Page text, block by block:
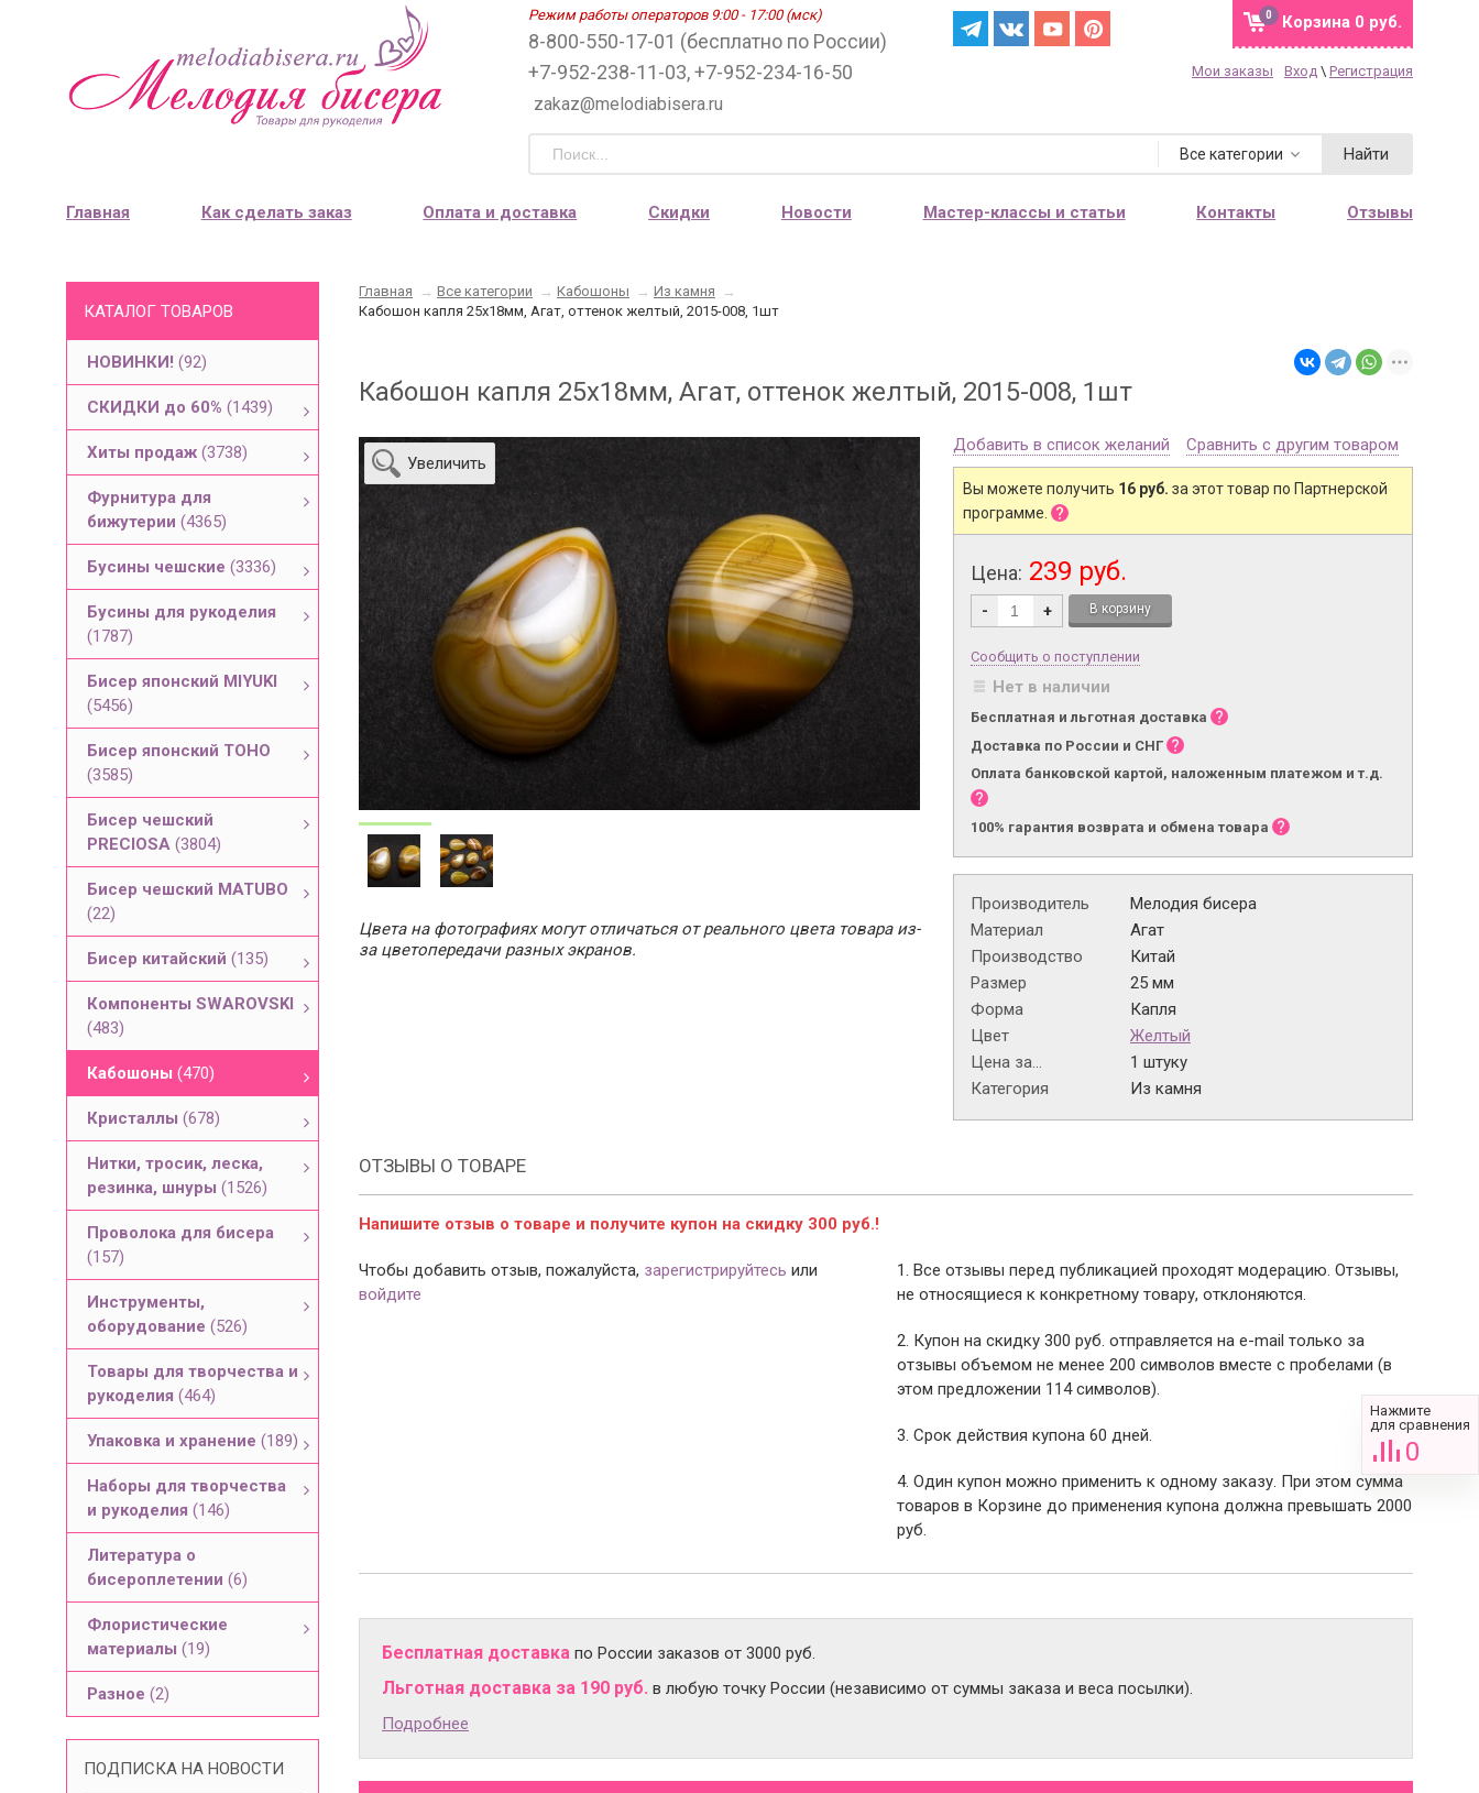
Режим работы операторов 9:00 - 17:00 (мск)
8-800-550-17-01 (бесплатно по России)
+7-952-238-11-03, +7-952-234-16-50
zakaz@melodiabisera.ru
Корзина 0 руб.
0
Мои заказы Вход \ Регистрация
Все категории Найти
Главная Как сделать заказ Оплата и доставка Скидки Новости Мастер-классы и статьи Контакты Отзывы
КАТАЛОГ ТОВАРОВ
НОВИНКИ! (92)
СКИДКИ до 60% (1439)
Хиты продаж (3738)
Фурнитура для
бижутерии (4365)
Бусины чешские (3336)
Бусины для рукоделия
(1787)
Бисер японский MIYUKI
(5456)
Бисер японский TOHO
(3585)
Бисер чешский
PRECIOSA (3804)
Бисер чешский MATUBO
(22)
Бисер китайский (135)
Компоненты SWAROVSKI
(483)
Кабошоны (470)
Кристаллы (678)
Нитки, тросик, леска,
резинка, шнуры (1526)
Проволока для бисера
(157)
Инструменты,
оборудование (526)
Товары для творчества и
рукоделия (464)
Упаковка и хранение (189)
Наборы для творчества
и рукоделия (146)
Литература о
бисероплетении (6)
Флористические
материалы (19)
Разное (2)
ПОДПИСКА НА НОВОСТИ
Главная → Все категории → Кабошоны → Из камня
→
Кабошон капля 25х18мм, Агат, оттенок желтый, 2015-008, 1шт
Кабошон капля 25х18мм, Агат, оттенок желтый, 2015-008, 1шт
Увеличить
Цвета на фотографиях могут отличаться от реального цвета товара из-
за цветопередачи разных экранов.
Добавить в список желаний Сравнить с другим товаром
Вы можете получить 16 руб. за этот товар по Партнерской
программе.
Цена: 239 руб.
- +
Сообщить о поступлении
Нет в наличии
Бесплатная и льготная доставка
Доставка по России и СНГ
Оплата банковской картой, наложенным платежом и т.д.
100% гарантия возврата и обмена товара
Производитель
Мелодия бисера
Материал
Агат
Производство
Китай
Размер
25 мм
Форма
Капля
Цвет
Желтый
Цена за...
1 штуку
Категория
Из камня
ОТЗЫВЫ О ТОВАРЕ
Напишите отзыв о товаре и получите купон на скидку 300 руб.!
Чтобы добавить отзыв, пожалуйста, зарегистрируйтесь или
войдите
1. Все отзывы перед публикацией проходят модерацию. Отзывы,
не относящиеся к конкретному товару, отклоняются.
2. Купон на скидку 300 руб. отправляется на e-mail только за
отзывы объемом не менее 200 символов вместе с пробелами (в
этом предложении 114 символов).
3. Срок действия купона 60 дней.
4. Один купон можно применить к одному заказу. При этом сумма
товаров в Корзине до применения купона должна превышать 2000
руб.
Бесплатная доставка по России заказов от 3000 руб.
Льготная доставка за 190 руб. в любую точку России (независимо от суммы заказа и веса посылки).
Подробнее
Нажмите
для сравнения
0